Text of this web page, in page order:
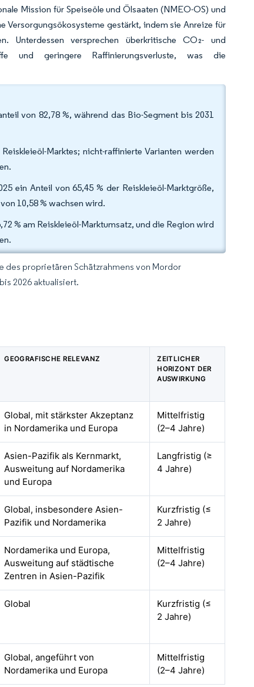
Mission für Speiseöle und Ölsaaten (NMEO-OS) und
Versorgungsökosysteme gestärkt, indem sie Anreize für
Unterdessen versprechen überkritische CO₂- und
und geringere Raffinierungsverluste, was die
von 82,78 %, während das Bio-Segment bis 2031
Marktes; nicht-raffinierte Varianten werden
ein Anteil von 65,45 % der Reiskleieöl-Marktgröße,
10,58 % wachsen wird.
% am Reiskleieöl-Marktumsatz, und die Region wird
des proprietären Schätzrahmens von Mordor
2026 aktualisiert.
GEOGRAFISCHE RELEVANZ
ZEITLICHER
HORIZONT DER
AUSWIRKUNG
Global, mit stärkster Akzeptanz
in Nordamerika und Europa
Mittelfristig
(2–4 Jahre)
Asien-Pazifik als Kernmarkt,
Ausweitung auf Nordamerika
und Europa
Langfristig (≥
4 Jahre)
Global, insbesondere Asien-
Pazifik und Nordamerika
Kurzfristig (≤
2 Jahre)
Nordamerika und Europa,
Ausweitung auf städtische
Zentren in Asien-Pazifik
Mittelfristig
(2–4 Jahre)
Global
Kurzfristig (≤
2 Jahre)
Global, angeführt von
Nordamerika und Europa
Mittelfristig
(2–4 Jahre)